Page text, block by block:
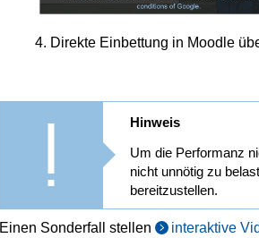
4. Direkte Einbettung in Moodle
Hinweis
Um die Performanz
nicht unnötig zu
bereitzustellen.
Einen Sonderfall stellen interaktive